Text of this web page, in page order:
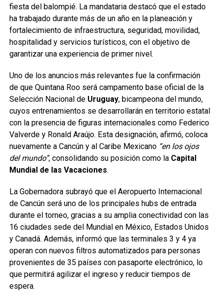
fiesta del balompié. La mandataria destacó que el estado
ha trabajado durante más de un año en la planeación y
fortalecimiento de infraestructura, seguridad, movilidad,
hospitalidad y servicios turísticos, con el objetivo de
garantizar una experiencia de primer nivel.
Uno de los anuncios más relevantes fue la confirmación
de que Quintana Roo será campamento base oficial de la
Selección Nacional de Uruguay, bicampeona del mundo,
cuyos entrenamientos se desarrollarán en territorio estatal
con la presencia de figuras internacionales como Federico
Valverde y Ronald Araújo. Esta designación, afirmó, coloca
nuevamente a Cancún y al Caribe Mexicano “en los ojos
del mundo”, consolidando su posición como la Capital
Mundial de las Vacaciones.
La Gobernadora subrayó que el Aeropuerto Internacional
de Cancún será uno de los principales hubs de entrada
durante el torneo, gracias a su amplia conectividad con las
16 ciudades sede del Mundial en México, Estados Unidos
y Canadá. Además, informó que las terminales 3 y 4 ya
operan con nuevos filtros automatizados para personas
provenientes de 35 países con pasaporte electrónico, lo
que permitirá agilizar el ingreso y reducir tiempos de
espera.